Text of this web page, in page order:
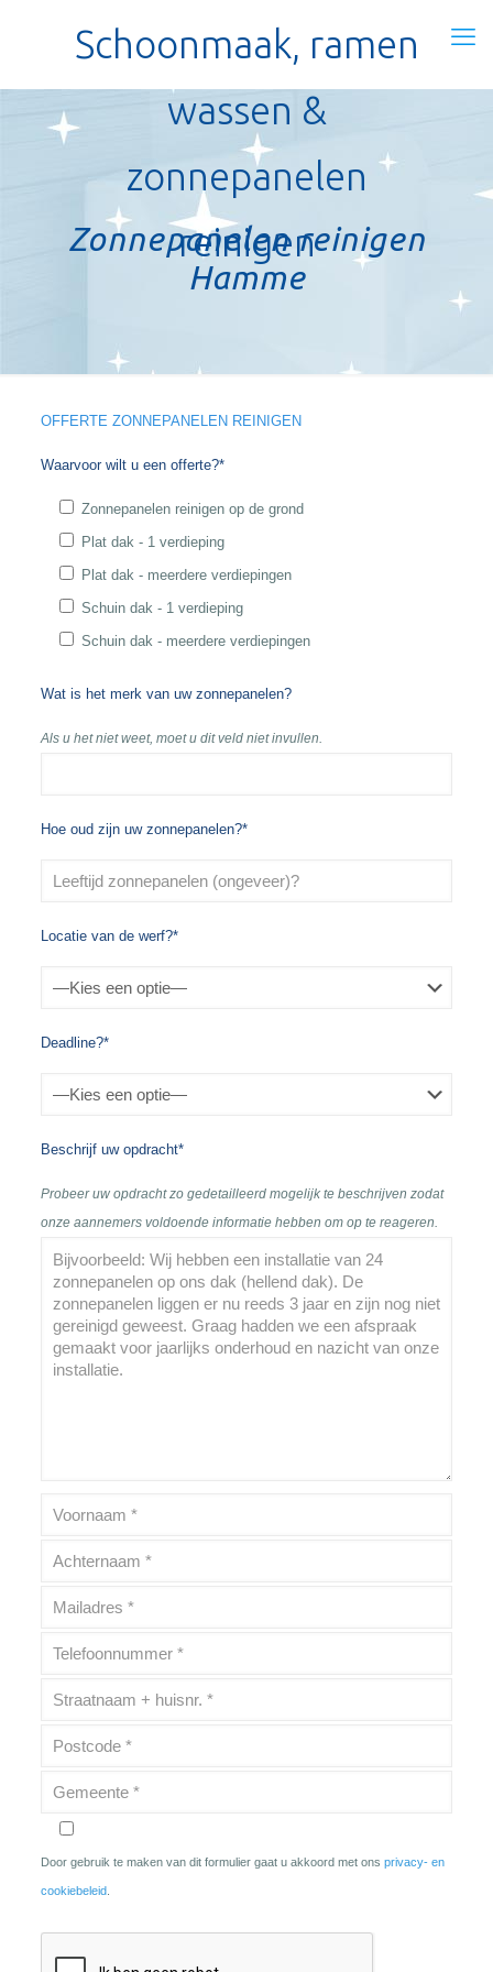
Schoonmaak, ramen
wassen &
zonnepanelen
reinigen
Zonnepanelen reinigen
Hamme
OFFERTE ZONNEPANELEN REINIGEN
Waarvoor wilt u een offerte?*
Zonnepanelen reinigen op de grond
Plat dak - 1 verdieping
Plat dak - meerdere verdiepingen
Schuin dak - 1 verdieping
Schuin dak - meerdere verdiepingen
Wat is het merk van uw zonnepanelen?
Als u het niet weet, moet u dit veld niet invullen.
Hoe oud zijn uw zonnepanelen?*
Locatie van de werf?*
Deadline?*
Beschrijf uw opdracht*
Probeer uw opdracht zo gedetailleerd mogelijk te beschrijven zodat
onze aannemers voldoende informatie hebben om op te reageren.
Door gebruik te maken van dit formulier gaat u akkoord met ons privacy- en
cookiebeleid.